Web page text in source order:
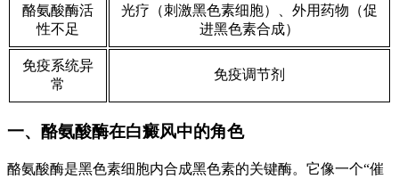
酪氨酸酶活
性不足
光疗（刺激黑色素细胞）、外用药物（促
进黑色素合成）
免疫系统异
常
免疫调节剂
一、酪氨酸酶在白癜风中的角色
酪氨酸酶是黑色素细胞内合成黑色素的关键酶。它像一个“催